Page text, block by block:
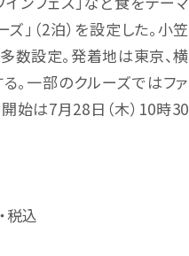
」（2泊）を設定した。小笠
数設定。発着地は東京、横
。一部のクルーズではファ
始は7月28日（木）10時30
税込